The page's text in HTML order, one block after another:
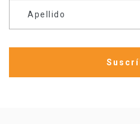
Apellido